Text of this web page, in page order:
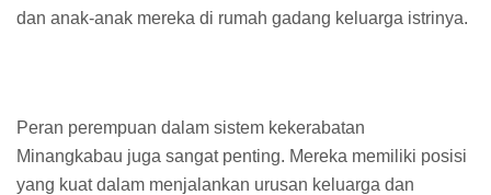
dan anak-anak mereka di rumah gadang keluarga istrinya.
Peran perempuan dalam sistem kekerabatan
Minangkabau juga sangat penting. Mereka memiliki posisi
yang kuat dalam menjalankan urusan keluarga dan